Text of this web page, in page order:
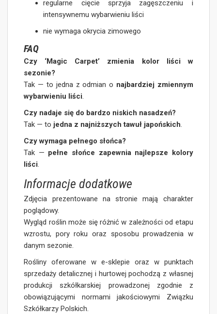
regularne cięcie sprzyja zagęszczeniu i
intensywnemu wybarwieniu liści
nie wymaga okrycia zimowego
FAQ
Czy ‘Magic Carpet’ zmienia kolor liści w
sezonie?
Tak — to jedna z odmian o najbardziej zmiennym
wybarwieniu liści.
Czy nadaje się do bardzo niskich nasadzeń?
Tak — to jedna z najniższych tawuł japońskich.
Czy wymaga pełnego słońca?
Tak — pełne słońce zapewnia najlepsze kolory
liści.
Informacje dodatkowe
Zdjęcia prezentowane na stronie mają charakter
poglądowy.
Wygląd roślin może się różnić w zależności od etapu
wzrostu, pory roku oraz sposobu prowadzenia w
danym sezonie.
Rośliny oferowane w e-sklepie oraz w punktach
sprzedaży detalicznej i hurtowej pochodzą z własnej
produkcji szkółkarskiej prowadzonej zgodnie z
obowiązującymi normami jakościowymi Związku
Szkółkarzy Polskich.